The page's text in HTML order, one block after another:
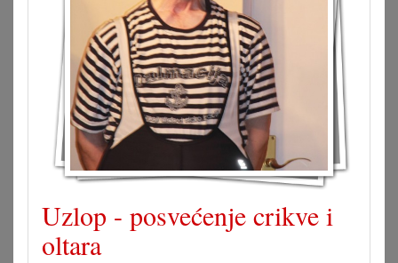
Uzlop - posvećenje crikve i
oltara